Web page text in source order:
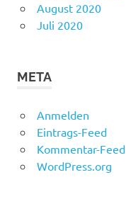
August 2020
Juli 2020
META
Anmelden
Eintrags-Feed
Kommentar-Feed
WordPress.org